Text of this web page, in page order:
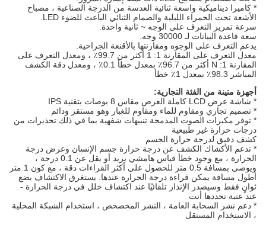
* كاميرا ديناميكية واسعة ثنائية العدسة من الدرجة الصناعية ، مصباح
الأشعة تحت الحمراء الليلية والصمام الثنائي الباعث للضوء LED.
سرعة تمرير التعرف على الوجه ~ ثانية واحدة.
سعة قاعدة البيانات لـ 30000 وجه.
يدعم التعرف على الوجوه ومقارنتها بالأقنعة الجراحية.
معدل التعرف على المقارنة 1: 1 أكثر من 99.7٪ ، ومعدل التعرف على
المقارنة 1: N أكثر من 96.7٪ بمعدل خطأ 0.1٪ ، ومعدل دقة الكشف
المباشر 98.3٪ بمعدل 1٪ خطأ
أجهزة متينة من الفئة التجارية:
* شاشة عرض LCD كاملة العرض مقاس 8 بوصات بتقنية IPS
* تصميم تجاري ومقاوم للماء ومقاوم للغبار وهو مستقر ودائم
* توفر مكبرات الصوت المدمجة تنبيهات شفهية بما في ذلك تحذيرات من
درجات حرارة غير طبيعية
كشف دقيق لدرجة حرارة الجسم
* تدعم الأكشاك الكشف عن درجة حرارة جسم الإنسان وعرض درجة
الحرارة ، مع وجود خطأ قياس هامشي يزيد أو يقل عن 0.1 درجة ،
ويوصى بمسافة 0.5 متر للحصول على أكثر القراءات دقة ، مع كون 1 متر
أطول مسافة يمكن قراءة درجة الحرارة عندها. يستغرق الاكتشاف بضع
ثوانٍ فقط وسيصدر الإنذار تلقائيًا عند اكتشاف خلل في درجة الحرارة -
عند عتبة تحددها أنت
* دعم نشر السحابة العامة ، النشر المخصخص ، استخدام الشبكة المحلية
، الاستخدام المستقل